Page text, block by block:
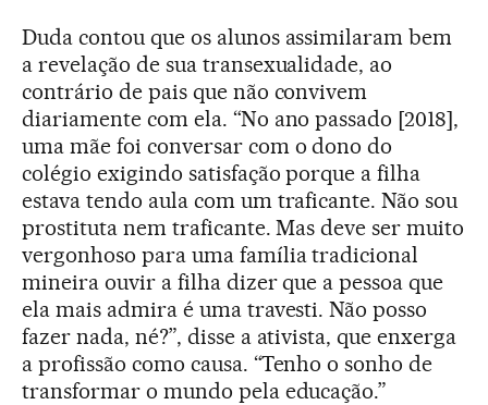
Duda contou que os alunos assimilaram bem
a revelação de sua transexualidade, ao
contrário de pais que não convivem
diariamente com ela. “No ano passado [2018],
uma mãe foi conversar com o dono do
colégio exigindo satisfação porque a filha
estava tendo aula com um traficante. Não sou
prostituta nem traficante. Mas deve ser muito
vergonhoso para uma família tradicional
mineira ouvir a filha dizer que a pessoa que
ela mais admira é uma travesti. Não posso
fazer nada, né?”, disse a ativista, que enxerga
a profissão como causa. “Tenho o sonho de
transformar o mundo pela educação.”